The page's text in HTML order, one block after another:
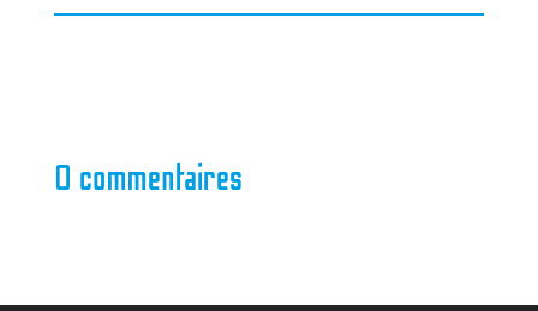
0 commentaires